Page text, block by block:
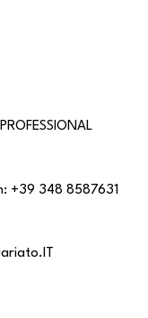
+39 348 8587631